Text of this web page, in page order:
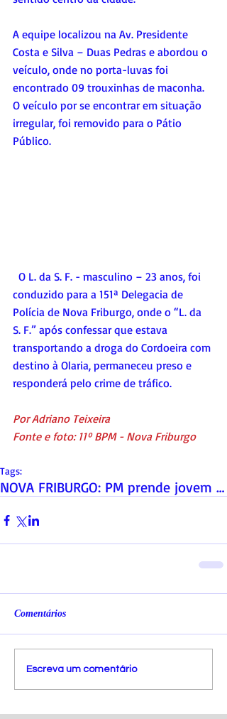
A equipe localizou na Av. Presidente
Costa e Silva – Duas Pedras e abordou o
veículo, onde no porta-luvas foi
encontrado 09 trouxinhas de maconha.
O veículo por se encontrar em situação
irregular, foi removido para o Pátio
Público.
conduzido para a 151ª Delegacia de
Polícia de Nova Friburgo, onde o “L. da
S. F.” após confessar que estava
transportando a droga do Cordoeira com
destino à Olaria, permaneceu preso e
responderá pelo crime de tráfico.
Por Adriano Teixeira
Fonte e foto: 11º BPM - Nova Friburgo
Tags:
NOVA FRIBURGO: PM prende jovem de 23 anos por tráf
Comentários
Escreva um comentário